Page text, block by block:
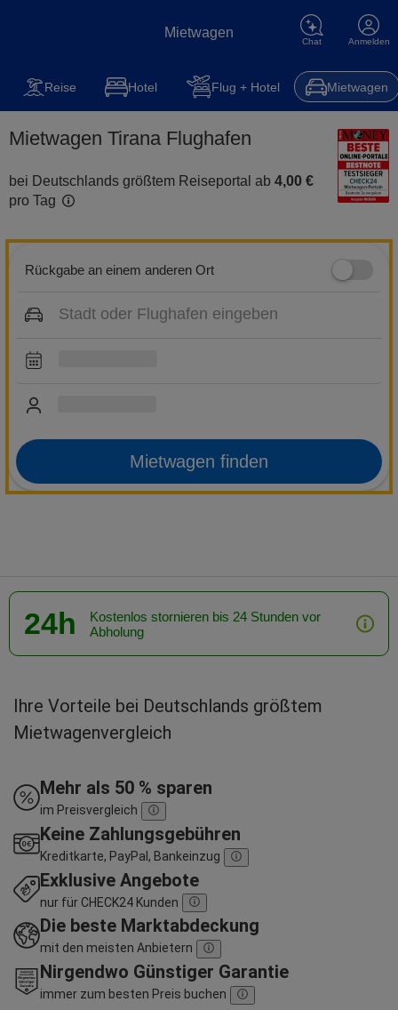
Mietwagen
Chat Anmelden
Mietwagen Reise Steuererklärung Kfz-Versicherung
Reise Hotel Flug + Hotel Mietwagen
Mietwagen Tirana Flughafen
bei Deutschlands größtem Reiseportal ab 4,00 €
pro Tag
Rückgabe an einem anderen Ort
Mietwagen finden
24h
Kostenlos stornieren bis 24 Stunden vor
Abholung
Ihre Vorteile bei Deutschlands größtem
Mietwagenvergleich
Mehr als 50 % sparen
im Preisvergleich
Keine Zahlungsgebühren
Kreditkarte, PayPal, Bankeinzug
Exklusive Angebote
nur für CHECK24 Kunden
Die beste Marktabdeckung
mit den meisten Anbietern
Nirgendwo Günstiger Garantie
immer zum besten Preis buchen